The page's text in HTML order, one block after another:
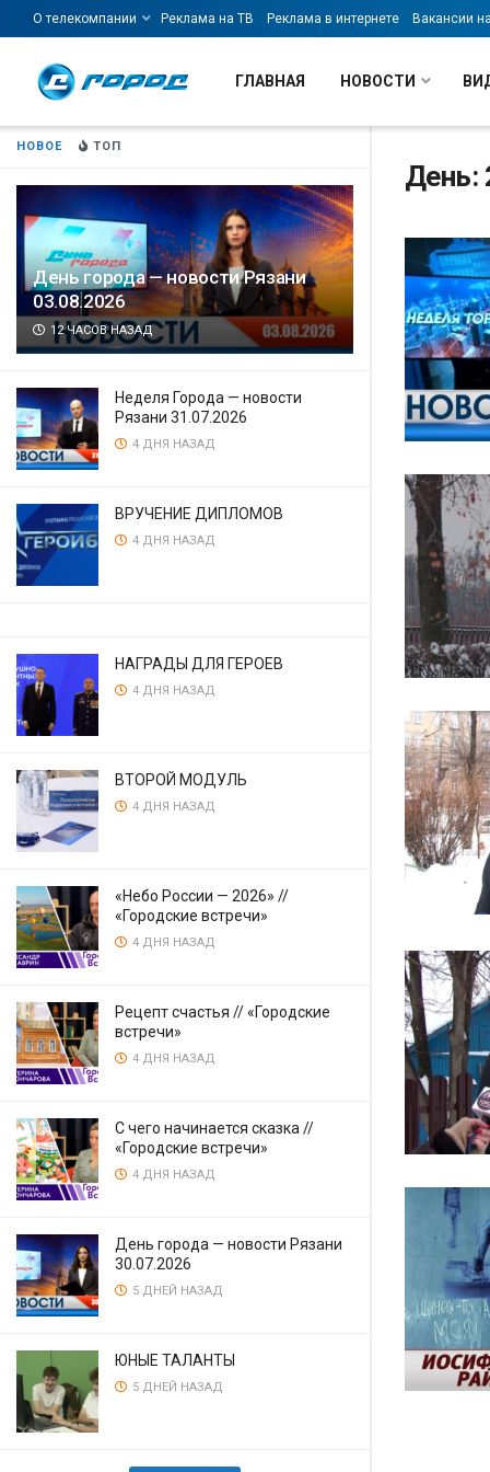
НОВОЕ ТОП
День города — новости Рязани
03.08.2026
12 ЧАСОВ НАЗАД
Неделя Города — новости
Рязани 31.07.2026
4 ДНЯ НАЗАД
ВРУЧЕНИЕ ДИПЛОМОВ
4 ДНЯ НАЗАД
НАГРАДЫ ДЛЯ ГЕРОЕВ
4 ДНЯ НАЗАД
ВТОРОЙ МОДУЛЬ
4 ДНЯ НАЗАД
«Небо России — 2026» //
«Городские встречи»
4 ДНЯ НАЗАД
Рецепт счастья // «Городские
встречи»
4 ДНЯ НАЗАД
С чего начинается сказка //
«Городские встречи»
4 ДНЯ НАЗАД
День города — новости Рязани
30.07.2026
5 ДНЕЙ НАЗАД
ЮНЫЕ ТАЛАНТЫ
5 ДНЕЙ НАЗАД
О телекомпании Реклама на ТВ Реклама в интернете Вакансии
ГЛАВНАЯ НОВОСТИ
День: